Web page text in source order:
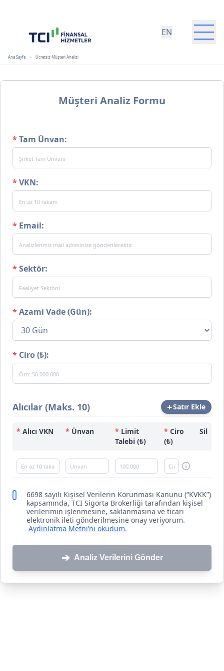
EN
Ana Sayfa > Ücretsiz Müşteri Analizi
TCI Finansal Hizmetler Grubu
Müşteri Analiz Formu
*Tam Ünvan:
*VKN:
* Email:
*Sektör:
*Azami Vade (Gün):
* Ciro (₺):
Alıcılar (Maks. 10) +Satır Ekle
* Alıcı VKN * Ünvan * Limit
Talebi (₺)
* Ciro
(₺)
Sil
6698 sayılı Kişisel Verilerin Korunması Kanunu (“KVKK”)
kapsamında, TCI Sigorta Brokerliği tarafından kişisel
verilerimin işlenmesine, saklanmasına ve ticari
elektronik ileti gönderilmesine onay veriyorum.
Aydınlatma Metni’ni okudum.
➔ Analiz Verilerini Gönder